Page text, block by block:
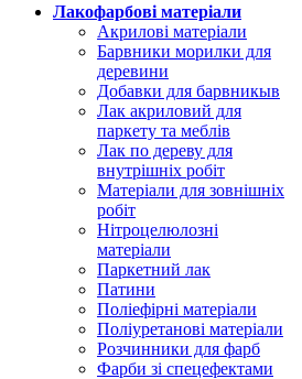
Лакофарбові матеріали
Акрилові матеріали
Барвники морилки для
деревини
Добавки для барвникыв
Лак акриловий для
паркету та меблів
Лак по дереву для
внутрішніх робіт
Матеріали для зовнішніх
робіт
Нітроцелюлозні
матеріали
Паркетний лак
Патини
Поліефірні матеріали
Поліуретанові матеріали
Розчинники для фарб
Фарби зі спецефектами